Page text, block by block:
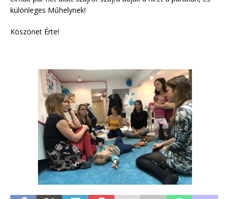
különleges Műhelynek!
Köszönet Érte!